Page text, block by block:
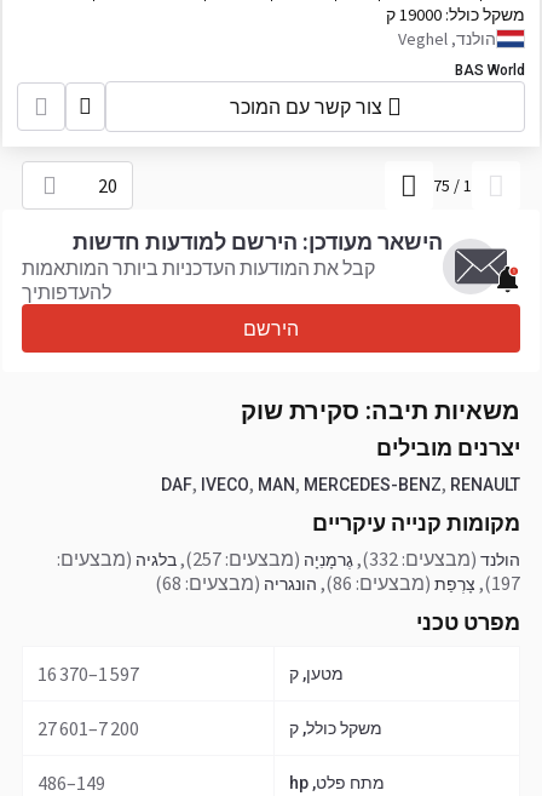
משקל כולל: 19000 ק
הולנד, Veghel
BAS World
צור קשר עם המוכר
1
/
75
20
הישאר מעודכן: הירשם למודעות חדשות
קבל את המודעות העדכניות ביותר המותאמות
להעדפותיך
הירשם
משאיות תיבה: סקירת שוק
יצרנים מובילים
DAF, IVECO, MAN, MERCEDES-BENZ, RENAULT
מקומות קנייה עיקריים
הולנד (מבצעים: 332) ,גֶרמָנִיָה (מבצעים: 257) ,בלגיה (מבצעים:
197)
, צָרְפַת (מבצעים: 86) , הונגריה (מבצעים: 68)
מפרט טכני
מטען, ק 1 597–16 370
משקל כולל, ק 7 200–27 601
מתח פלט, hp 149–486